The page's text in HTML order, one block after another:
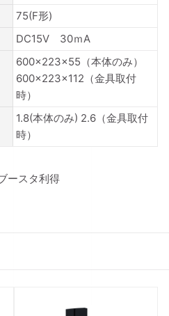
75(F形)
DC15V 30ｍA
600×223×55（本体のみ）
600×223×112（金具取付
時）
1.8(本体のみ) 2.6（金具取付
時）
ースタ利得